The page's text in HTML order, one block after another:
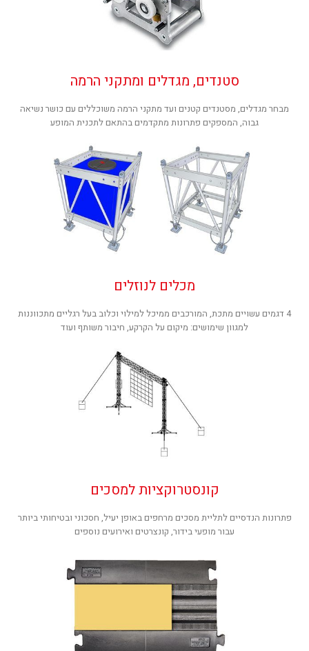
סטנדים, מגדלים ומתקני הרמה
מבחר מגדלים, מסטנדים קטנים ועד מתקני הרמה משוכללים עם כושר נשיאה
גבוה, המספקים פתרונות מתקדמים בהתאם לתכנית המופע
מכלים לנוזלים
4 דגמים עשויים מתכת, המורכבים ממיכל למילוי וכלוב בעל רגליים מתכווננות
למגוון שימושים: מיקום על הקרקע, חיבור משותף ועוד
קונסטרוקציות למסכים
פתרונות הנדסיים לתליית מסכים מרחפים באופן יעיל, חסכוני ובטיחותי ביותר
עבור מופעי בידור, קונצרטים ואירועים נוספים